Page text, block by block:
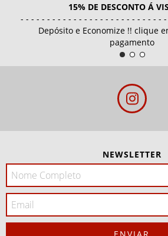
15% DE DESCONTO Á
- - - - - - - - - - - - - - - - - - - - - - - - - - -
Depósito e Economize !! clique
pagamento
NEWSLETTER